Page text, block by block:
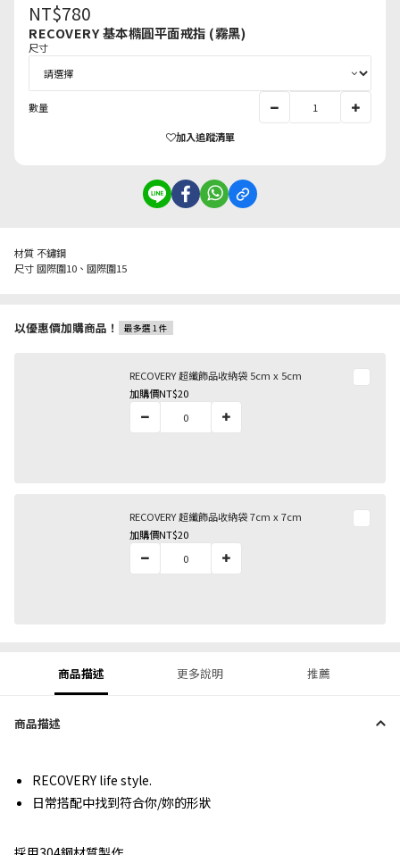
NT$780
RECOVERY 基本橢圓平面戒指 (霧黑)
尺寸
數量
加入追蹤清單
材質 不鏽鋼
尺寸 國際圍10、國際圍15
以優惠價加購商品！ 最多選 1 件
RECOVERY 超纖飾品收納袋 5cm x 5cm
加購價NT$20
RECOVERY 超纖飾品收納袋 7cm x 7cm
加購價NT$20
商品描述 更多說明 推薦
商品描述
RECOVERY life style.
日常搭配中找到符合你/妳的形狀